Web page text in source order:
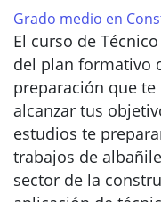
Grado medio en
El curso de
del plan formativo
preparación que
alcanzar tus
estudios te
trabajos de
sector de la